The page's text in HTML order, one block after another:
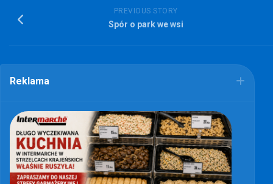
PREVIOUS STORY
Spór o park we wsi
Reklama